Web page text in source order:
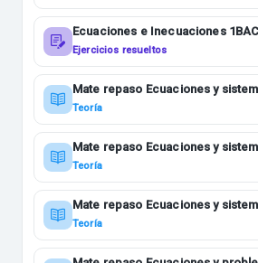
Ecuaciones e Inecuaciones
Ejercicios resueltos
Mate repaso Ecuaciones y
Teoría
Mate repaso Ecuaciones y
Teoría
Mate repaso Ecuaciones y
Teoría